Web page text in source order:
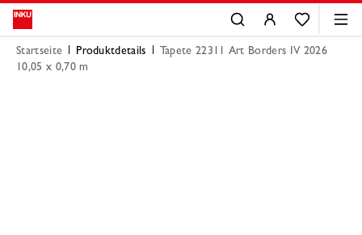
Startseite Produktdetails
Tapete 22311 Art Borders IV 2026
10,05 x 0,70 m